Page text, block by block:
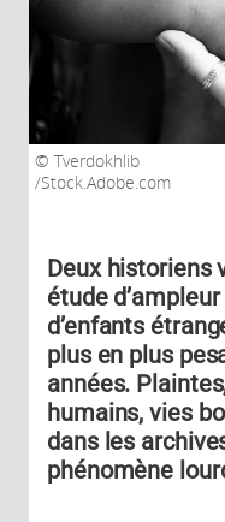
Tverdokhlib
/Stock.Adobe.com
Deux historiens
étude
d’enfants
plus en plus
années.
humains, vies
dans les
phénomène